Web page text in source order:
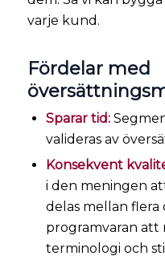
varje kund.
Fördelar med
Sparar tid:
valideras av
Konsekvent
i den meningen
delas mellan
programvaran att
terminologi och